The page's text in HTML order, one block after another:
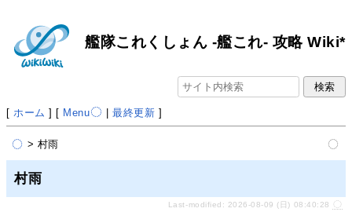
艦隊これくしょん -艦これ- 攻略 Wiki*
[ ホーム ] [ Menu |最終更新 ]
> 村雨
村雨
Last-modified: 2026-08-09 (日) 08:40:28